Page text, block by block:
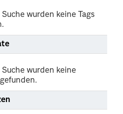
Suche wurden keine Tags
Suche wurden keine